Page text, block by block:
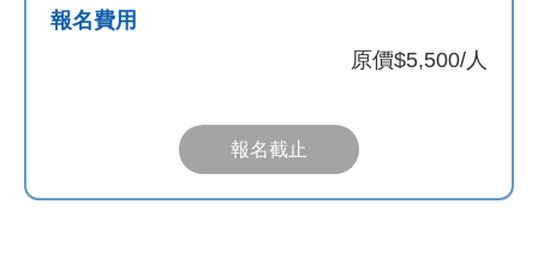
報名費用
原價$5,500/人
報名截止